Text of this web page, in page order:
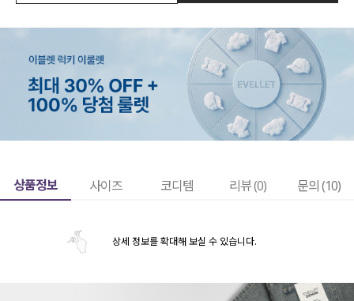
상품정보 사이즈 코디템 리뷰 (0) 문의 (10)
상세 정보를 확대해 보실 수 있습니다.